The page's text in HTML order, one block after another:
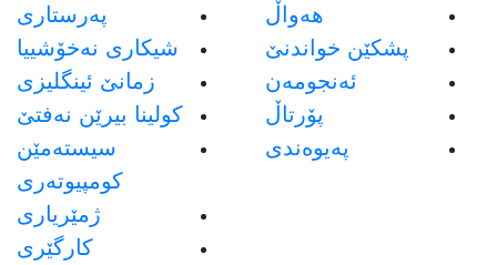
هەواڵ
پشکێن خواندنێ
ئەنجومەن
پۆرتاڵ
پەیوەندی
پەرستاری
شیکاری نەخۆشییا
زمانێ ئینگلیزی
كولينا بيرێن نه‌فتێ
سيسته‌مێن
كومپيوته‌رى
ژمێريارى
كارگێرى